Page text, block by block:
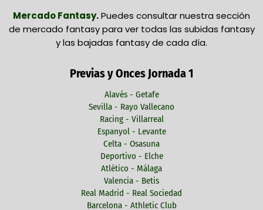
Mercado Fantasy.Puedes consultar nuestra sección
de mercado fantasy para ver todas las subidas fantasy
y las bajadas fantasy de cada día.
Previas y Onces Jornada 1
Alavés - Getafe
Sevilla - Rayo Vallecano
Racing - Villarreal
Espanyol - Levante
Celta - Osasuna
Deportivo - Elche
Atlético - Málaga
Valencia - Betis
Real Madrid - Real Sociedad
Barcelona - Athletic Club